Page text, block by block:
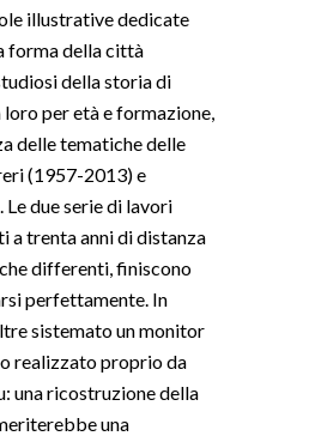
illustrative dedicate
forma della città
della storia di
per età e formazione,
delle tematiche delle
(1957-2013) e
due serie di lavori
trenta anni di distanza
differenti, finiscono
perfettamente. In
sistemato un monitor
realizzato proprio da
una ricostruzione della
una